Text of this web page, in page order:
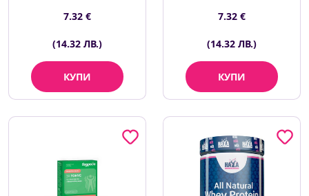
7.32 €
(14.32 ЛВ.)
КУПИ
7.32 €
(14.32 ЛВ.)
КУПИ